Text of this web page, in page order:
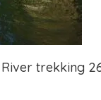
River trekking